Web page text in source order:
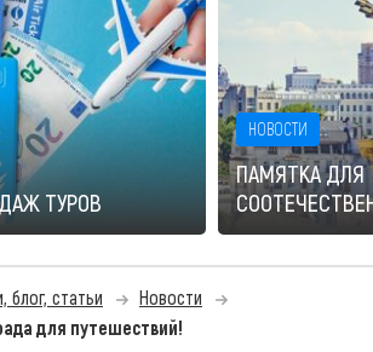
ТУРОВ
НОВОСТИ
ПАМЯТКА ДЛЯ
блог, статьи
Новости
для путешествий!